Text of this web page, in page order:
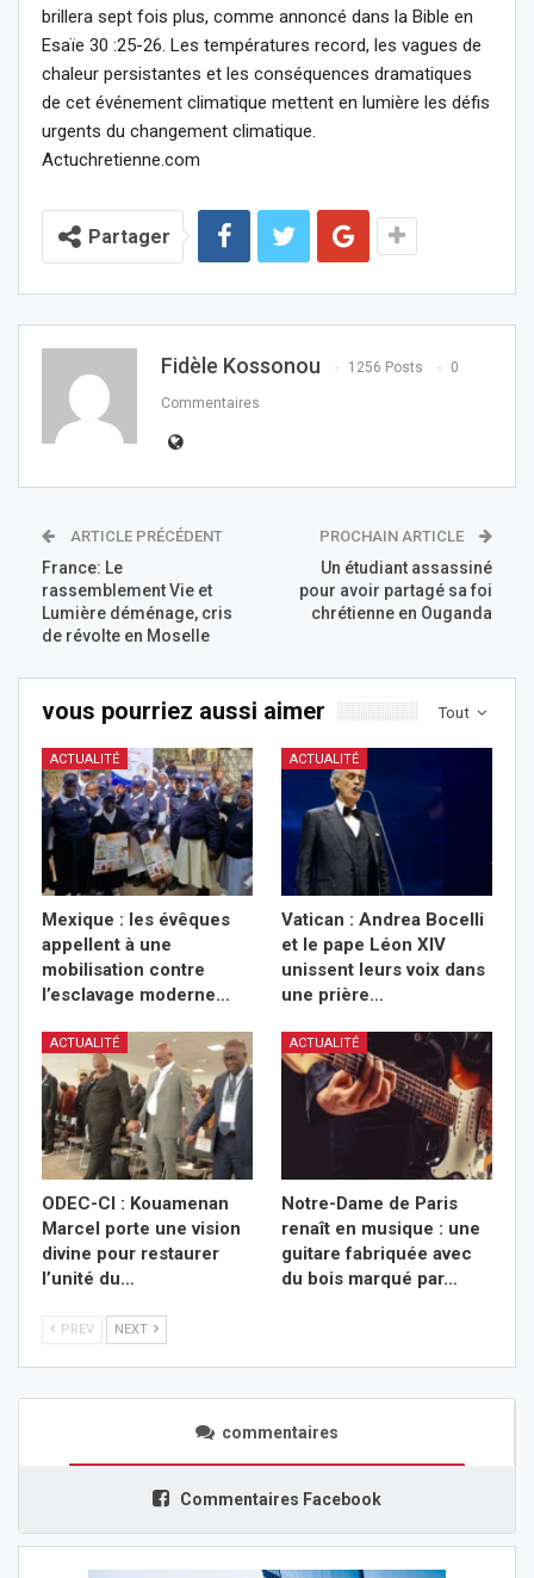
brillera sept fois plus, comme annoncé dans la Bible en
Esaïe 30 :25-26. Les températures record, les vagues de
chaleur persistantes et les conséquences dramatiques
de cet événement climatique mettent en lumière les défis
urgents du changement climatique.
Actuchretienne.com
Partager
Fidèle Kossonou 1256 Posts 0
Commentaires
ARTICLE PRÉCÉDENT
France: Le
rassemblement Vie et
Lumière déménage, cris
de révolte en Moselle
PROCHAIN ARTICLE
Un étudiant assassiné
pour avoir partagé sa foi
chrétienne en Ouganda
Tout
vous pourriez aussi aimer
ACTUALITÉ
Mexique : les évêques
appellent à une
mobilisation contre
l’esclavage moderne…
ACTUALITÉ
Vatican : Andrea Bocelli
et le pape Léon XIV
unissent leurs voix dans
une prière…
ACTUALITÉ
ODEC-CI : Kouamenan
Marcel porte une vision
divine pour restaurer
l’unité du…
ACTUALITÉ
Notre-Dame de Paris
renaît en musique : une
guitare fabriquée avec
du bois marqué par…
PREV NEXT
commentaires
Commentaires Facebook